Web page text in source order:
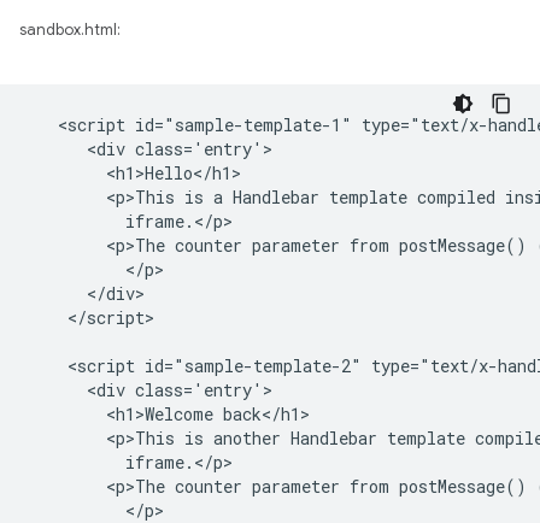
sandbox.html:
<script id="sample-template-1" type="text/x-
      <div class='entry'>
        <h1>Hello</h1>
<p>This is a Handlebar template compiled
          iframe.</p>
<p>The counter parameter from postMessage()
          </p>
      </div>
    </script>
<script id="sample-template-2" type="text/x-
      <div class='entry'>
        <h1>Welcome back</h1>
<p>This is another Handlebar template
          iframe.</p>
<p>The counter parameter from postMessage()
          </p>